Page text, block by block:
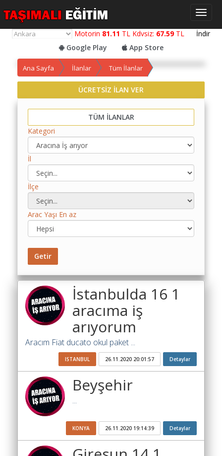
Motorin 81.11 TL Kdvsiz: 67.59TL İndir
Google Play
App Store
Yol
Maliyet
Yemek
Maliyet
Hesaplama
Kredili
Maliyet
Hesaplama
Toplu
Maliyet
Hesaplama
Şartname
Karşılaştırma
Robotu
Masaüstü
Maliyet
Sınır
Değer
Hesaplama
Akaryakıt
İhale
Ana Sayfa İlanlar Tüm İlanlar
ÜCRETSİZ İLAN VER
TÜM İLANLAR
Kategori
İl
İlçe
Arac Yaşı En az
Getir
İstanbulda 16 1
aracıma iş
arıyorum
Aracım Fiat ducato okul paket ...
ISTANBUL 26.11.2020 20:01:57 Detaylar
Beyşehir
...
KONYA 26.11.2020 19:14:39 Detaylar